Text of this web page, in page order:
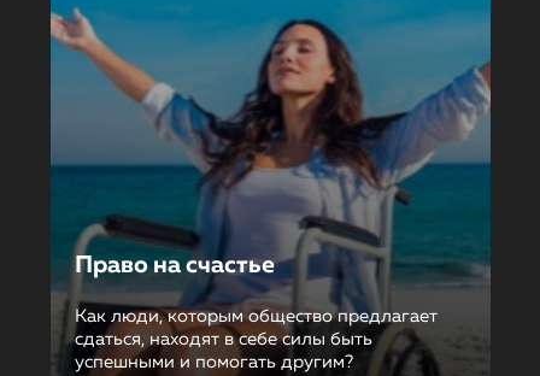
Право на счастье
Как люди, которым общество предлагает
сдаться, находят в себе силы быть
успешными и помогать другим?